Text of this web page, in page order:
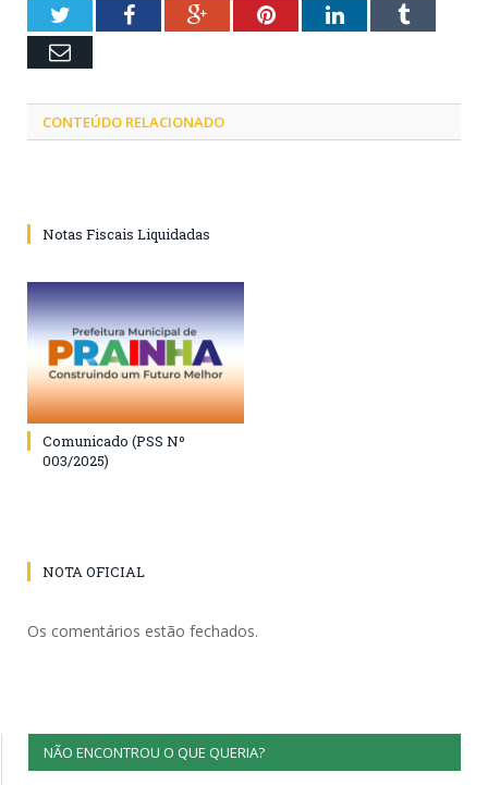
TwitterFacebookGoogle+PinterestLinkedInTumblr
Email
CONTEÚDO RELACIONADO
Notas Fiscais Liquidadas
Comunicado (PSS Nº
003/2025)
NOTA OFICIAL
Os comentários estão fechados.
NÃO ENCONTROU O QUE QUERIA?